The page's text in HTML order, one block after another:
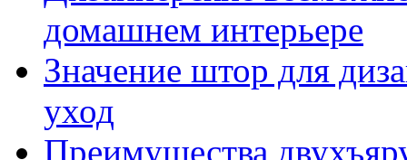
домашнем интерьере
Значение штор для
уход
Преимущества